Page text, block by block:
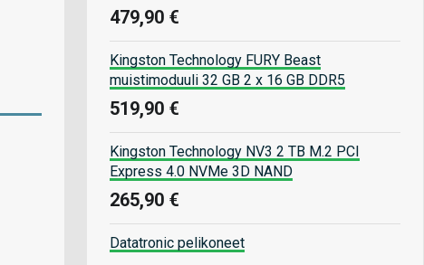
479,90 €
Kingston Technology FURY Beast
muistimoduuli 32 GB 2 x 16 GB DDR5
519,90 €
Kingston Technology NV3 2 TB M.2 PCI
Express 4.0 NVMe 3D NAND
265,90 €
Datatronic pelikoneet